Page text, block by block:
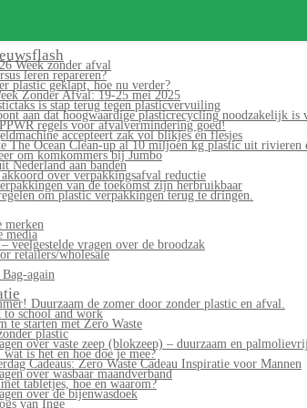
Week zonder afval
leren repareren?
plastic geklapt, hoe nu verder?
Zonder Afval: 19-25 mei 2025
is stap terug tegen plasticvervuiling
aan dat hoogwaardige plasticrecycling noodzakelijk is
regels voor afvalvermindering goed!
accepteert zak vol blikjes en flesjes
The Ocean Clean-up al 10 miljoen kg plastic uit rivieren
om komkommers bij Jumbo
Nederland aan banden
over verpakkingsafval reductie
van de toekomst zijn herbruikbaar
om plastic verpakkingen terug te dringen.
merken
media
veelgestelde vragen over de broodzak
retailers/wholesale
again
Duurzaam de zomer door zonder plastic en afval.
school and work
te starten met Zero Waste
plastic
over vaste zeep (blokzeep) – duurzaam en palmolievrij
is het en hoe doe je mee?
Cadeaus: Zero Waste Cadeau Inspiratie voor Mannen
over wasbaar maandverband
tabletjes, hoe en waarom?
over de bijenwasdoek
van Inge